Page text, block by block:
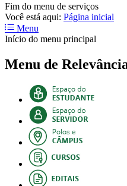
Fim do menu de serviços
Você está aqui: Página inicial
Menu
Início do menu principal
Menu de